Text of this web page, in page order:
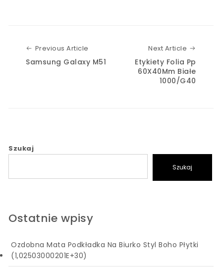
Previous Article
Samsung Galaxy M51
Next Article
Etykiety Folia Pp
60X40Mm Białe
1000/G40
Szukaj
Szukaj
Ostatnie wpisy
Ozdobna Mata Podkładka Na Biurko Styl Boho Płytki
(1,02503000201E+30)